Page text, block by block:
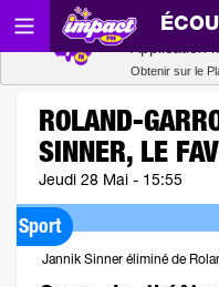
ROLAND-
SINNER, LE
Jeudi 28 Mai - 15:55
Sport
Jannik Sinner éliminé de
Radio
Obtenir sur le